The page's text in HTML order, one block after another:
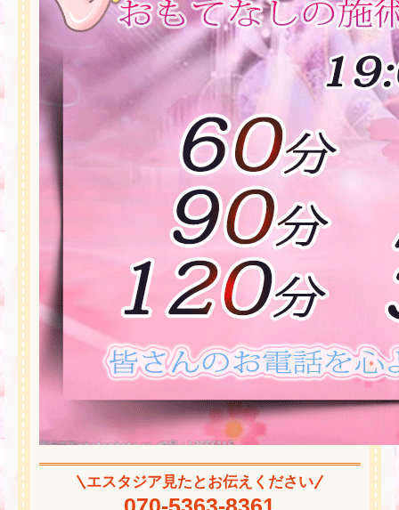
エスタジア見たとお伝えください